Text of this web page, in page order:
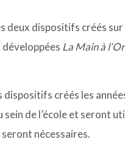
dispositifs créés sur
La Main à
créés les
de l’école et seront
nécessaires.